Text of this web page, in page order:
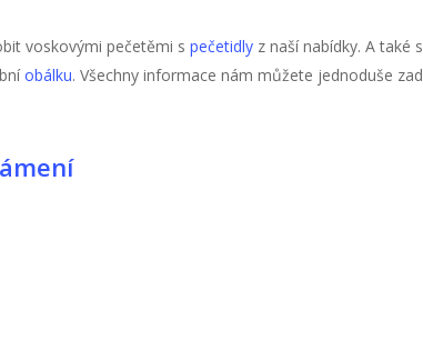
voskovými pečetěmi s pečetidly z naší nabídky. A
obálku. Všechny informace nám můžete jednoduše